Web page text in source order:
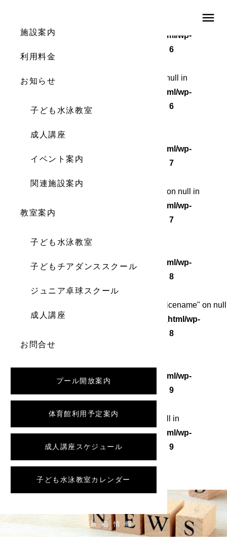
menu
施設案内
利用料金
お知らせ
子ども水泳教室
成人講座
イベント案内
関連施設案内
教室案内
子ども水泳教室
子どもチアダンススクール
ジュニア卓球スクール
成人講座
お問合せ
プール開放案内
体育館利用予定案内
成人講座スケジュール
子ども水泳教室カレンダー
/home/wordstock/numasupo.com/public_html/wp-
6
Warning: Attempt to read property "cat_ID" on null in
/home/wordstock/numasupo.com/public_html/wp-
content/themes/numaspo/single.php
6
Warning: Undefined array key 0 in
/home/wordstock/numasupo.com/public_html/wp-
content/themes/numaspo/single.php
7
: Attempt to read property "cat_name" on null in
/home/wordstock/numasupo.com/public_html/wp-
content/themes/numaspo/single.php
7
: Undefined array key 0 in
/home/wordstock/numasupo.com/public_html/wp-
8
: Attempt to read property "category_nicename" on null
/home/wordstock/numasupo.com/public_html/wp-
8
/home/wordstock/numasupo.com/public_html/wp-
9
: Attempt to read property "slug" on null in
/home/wordstock/numasupo.com/public_html/wp-
content/themes/numaspo/single.php
9
新着情報